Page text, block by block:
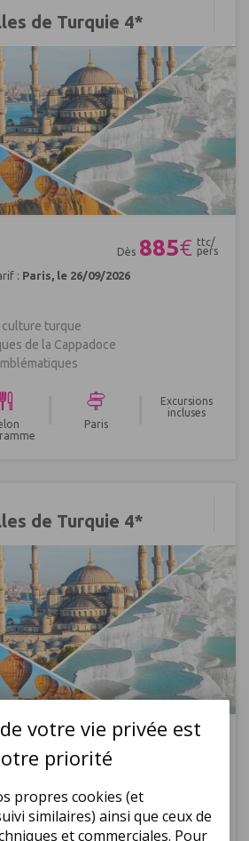
votre vie privée est
priorité
propres cookies (et
similaires) ainsi que ceux de
et commerciales. Pour
de Turquie 4*
Dès 885€ ttc/
pers
: Paris, le 26/09/2026
culture turque
de la Cappadoce
Paris
Excursions
incluses
de Turquie 4*